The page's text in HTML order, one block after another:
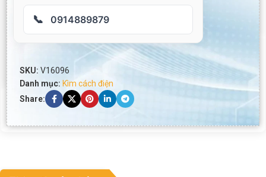
📞 0914889879
SKU: V16096
Danh mục: Kìm cách điện
Share: